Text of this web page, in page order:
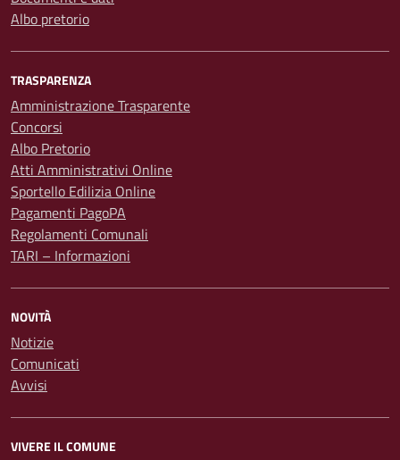
Albo pretorio
TRASPARENZA
Amministrazione Trasparente
Concorsi
Albo Pretorio
Atti Amministrativi Online
Sportello Edilizia Online
Pagamenti PagoPA
Regolamenti Comunali
TARI – Informazioni
NOVITÀ
Notizie
Comunicati
Avvisi
VIVERE IL COMUNE